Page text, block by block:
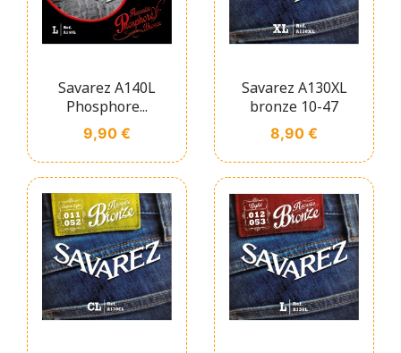
Savarez A140L
Phosphore...
Prix
9,90 €
Savarez A130XL
bronze 10-47
Prix
8,90 €